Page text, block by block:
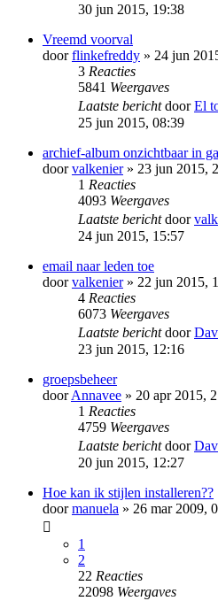
30 jun 2015, 19:38
Vreemd voorval
doorflinkefreddy » 24 jun
3 Reacties
5841 Weergaves
Laatste berichtdoorEl
25 jun 2015, 08:39
archief-album onzichtbaar in
doorvalkenier» 23 jun 2015,
1 Reacties
4093 Weergaves
Laatste berichtdoor
24 jun 2015, 15:57
email naar leden toe
doorvalkenier» 22 jun 2015,
4 Reacties
6073 Weergaves
Laatste berichtdoor
23 jun 2015, 12:16
groepsbeheer
doorAnnavee » 20 apr 2015,
1 Reacties
4759 Weergaves
Laatste berichtdoor
20 jun 2015, 12:27
Hoe kan ik stijlen installeren??
doormanuela » 26 mar 2009,
1
2
22 Reacties
22098 Weergaves